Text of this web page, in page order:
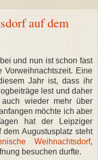
auf dem
und nun ist schon fast
Vorweihnachtszeit. Eine
Jahr ist, dass ihr
lest und daher
wieder mehr über
möchte ich aber
hat der Leipziger
Augustusplatz steht
Weihnachtsdorf,
besuchen durfte.